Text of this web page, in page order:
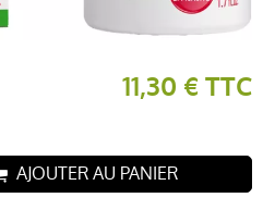
11,30 € TTC
AJOUTER AU PANIER